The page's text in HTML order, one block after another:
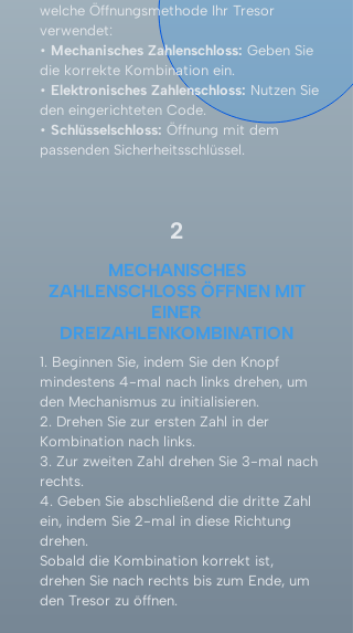
welche Öffnungsmethode Ihr Tresor
verwendet:
• Mechanisches Zahlenschloss: Geben Sie
die korrekte Kombination ein.
• Elektronisches Zahlenschloss: Nutzen Sie
den eingerichteten Code.
• Schlüsselschloss: Öffnung mit dem
passenden Sicherheitsschlüssel.
2
MECHANISCHES
ZAHLENSCHLOSS ÖFFNEN MIT
EINER
DREIZAHLENKOMBINATION
1. Beginnen Sie, indem Sie den Knopf
mindestens 4-mal nach links drehen, um
den Mechanismus zu initialisieren.
2. Drehen Sie zur ersten Zahl in der
Kombination nach links.
3. Zur zweiten Zahl drehen Sie 3-mal nach
rechts.
4. Geben Sie abschließend die dritte Zahl
ein, indem Sie 2-mal in diese Richtung
drehen.
Sobald die Kombination korrekt ist,
drehen Sie nach rechts bis zum Ende, um
den Tresor zu öffnen.